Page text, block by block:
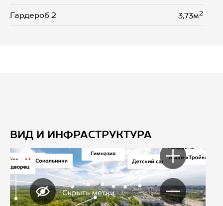
Гардероб 2 3,73м2
ВИД И ИНФРАСТРУКТУРА